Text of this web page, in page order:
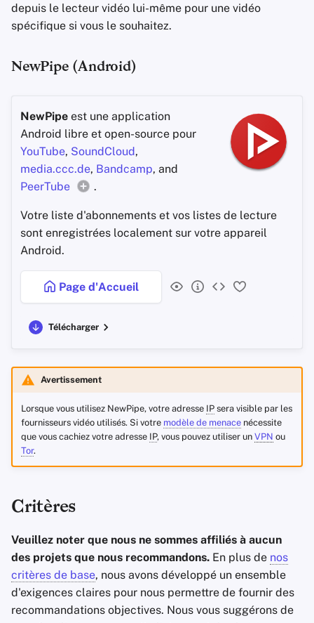
depuis le lecteur vidéo lui-même pour une vidéo
spécifique si vous le souhaitez.
NewPipe (Android)
NewPipe est une application
Android libre et open-source pour
YouTube, SoundCloud,
media.ccc.de, Bandcamp, and
PeerTube
.
Votre liste d'abonnements et vos listes de lecture
sont enregistrées localement sur votre appareil
Android.
Page d'Accueil
Télécharger
Avertissement
Lorsque vous utilisez NewPipe, votre adresse IPsera visible par les
fournisseurs vidéo utilisés. Si votre modèle de menacenécessite
que vous cachiez votre adresse IP, vous pouvez utiliser un VPN ou
Tor.
Critères
Veuillez noter que nous ne sommes affiliés à aucun
des projets que nous recommandons. En plus de nos
critères de base, nous avons développé un ensemble
d'exigences claires pour nous permettre de fournir des
recommandations objectives. Nous vous suggérons de